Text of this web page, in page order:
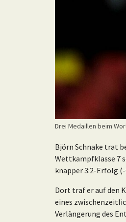
Drei Medaillen beim
Björn Schnake trat
Wettkampfklasse 7
knapper 3:2-Erfolg
Dort traf er auf den
eines
Verlängerung des